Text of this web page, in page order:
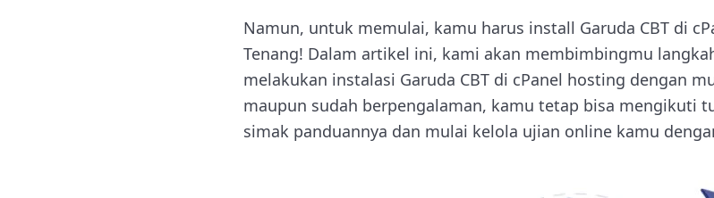
Namun, untuk memulai, kamu harus install Garuda CBT di
Tenang! Dalam artikel ini, kami akan membimbingmu
melakukan instalasi Garuda CBT di cPanel hosting dengan
maupun sudah berpengalaman, kamu tetap bisa mengikuti
simak panduannya dan mulai kelola ujian online kamu